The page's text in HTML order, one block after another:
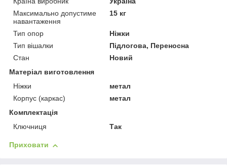
Максимально допустиме
навантаження
15 кг
Тип опор
Ніжки
Тип вішалки
Підлогова, Переносна
Стан
Новий
Матеріал виготовлення
Ніжки
метал
Корпус (каркас)
метал
Комплектація
Ключниця
Так
Приховати